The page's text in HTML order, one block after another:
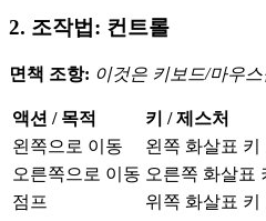
2. 조작법: 컨트롤
면책 조항: 이것은 키보드/마우
액션 / 목적
키 / 제스처
왼쪽으로 이동
왼쪽 화살표 키
오른쪽으로 이동 오른쪽 화살표
점프
위쪽 화살표